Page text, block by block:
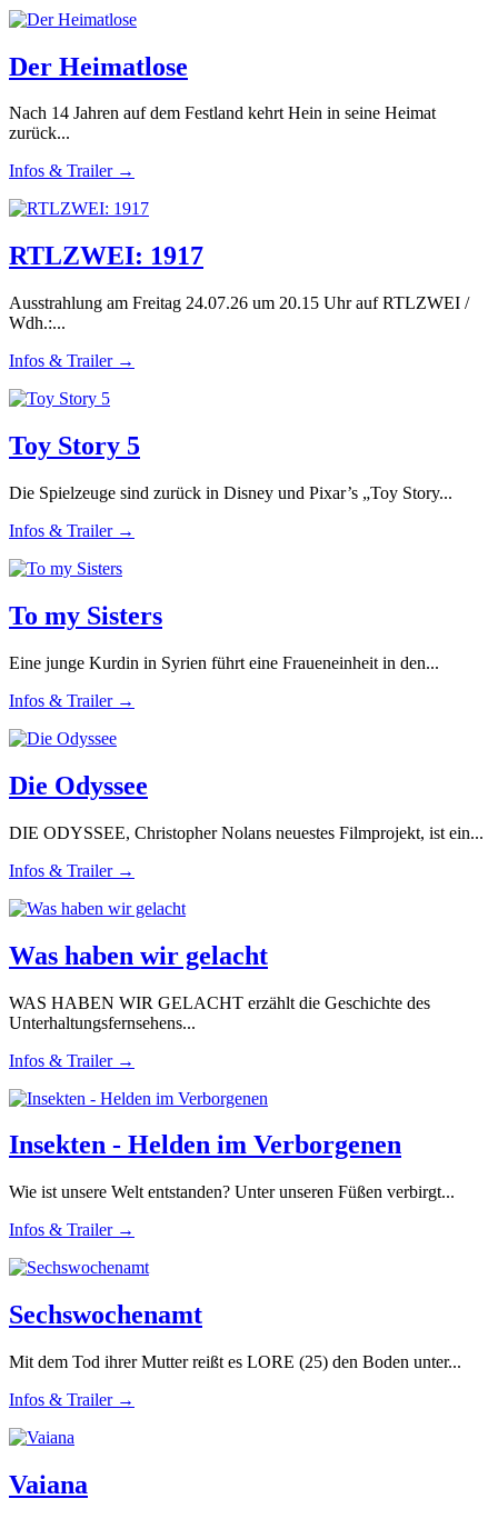
Der Heimatlose
Nach 14 Jahren auf dem Festland kehrt Hein in seine Heimat
zurück...
Infos & Trailer →
RTLZWEI: 1917
Ausstrahlung am Freitag 24.07.26 um 20.15 Uhr auf RTLZWEI /
Wdh.:...
Infos & Trailer →
Toy Story 5
Die Spielzeuge sind zurück in Disney und Pixar’s „Toy Story...
Infos & Trailer →
To my Sisters
Eine junge Kurdin in Syrien führt eine Fraueneinheit in den...
Infos & Trailer →
Die Odyssee
DIE ODYSSEE, Christopher Nolans neuestes Filmprojekt, ist ein...
Infos & Trailer →
Was haben wir gelacht
WAS HABEN WIR GELACHT erzählt die Geschichte des
Unterhaltungsfernsehens...
Infos & Trailer →
Insekten - Helden im Verborgenen
Wie ist unsere Welt entstanden? Unter unseren Füßen verbirgt...
Infos & Trailer →
Sechswochenamt
Mit dem Tod ihrer Mutter reißt es LORE (25) den Boden unter...
Infos & Trailer →
Vaiana